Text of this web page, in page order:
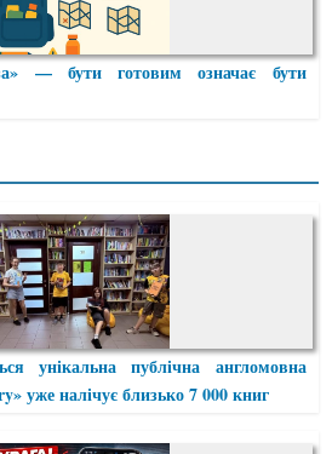
— бути готовим означає бути
унікальна публічна англомовна
уже налічує близько 7 000 книг